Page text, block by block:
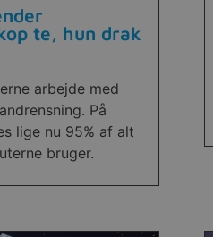
te, hun drak
arbejde med
På
lige nu 95% af alt
bruger.